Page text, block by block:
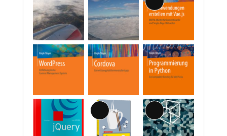
Lange
Beschreibung
Lange
Beschreibung
Lange
Beschreibung